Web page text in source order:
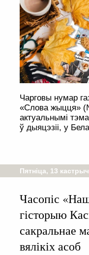
Чарговы нумар
«Слова жыцця»
актуальнымі
ў дыяцэзіі, у
Пятніца, 13
Часопіс
гісторыю
сакральнае
вялікіх асоб